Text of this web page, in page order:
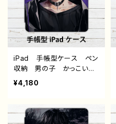
ー クリエイター 絵師
オリジナル デザイン グッ
ズ タイトル：黒野京 デザイ
ン66 作：黒野京
iPad 手帳型ケース ペン
収納 男の子 かっこい
い イケメン おしゃれ ク
ール エモい 病みかわい
ンズ 黒髪 ピアス 少
年 アイパッドカバー 個
¥4,180